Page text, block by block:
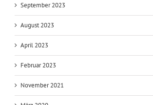
September 2023
August 2023
April 2023
Februar 2023
November 2021